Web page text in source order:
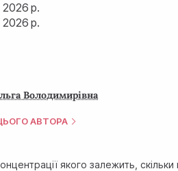
2026 р.
2026 р.
Володимирівна
АВТОРА
якого залежить,